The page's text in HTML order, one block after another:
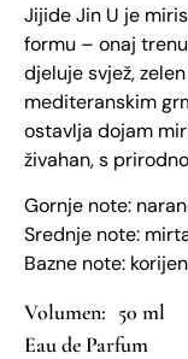
Jijide Jin U je
formu – onaj
djeluje svjež,
mediteranskim
ostavlja dojam
živahan, s
Gornje note:
Srednje note:
Bazne note:
50 ml
Eau de Parfum